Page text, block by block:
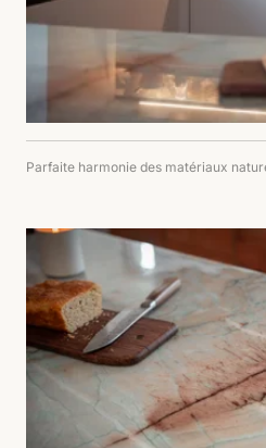
Parfaite harmonie des matériaux